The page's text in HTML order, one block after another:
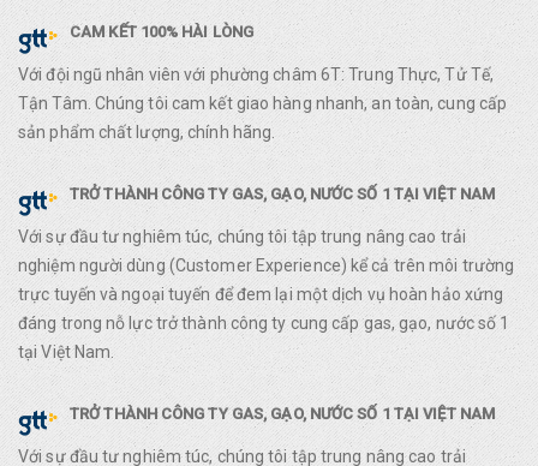
CAM KẾT 100% HÀI LÒNG
Với đội ngũ nhân viên với phường châm 6T: Trung Thực, Tử Tế,
Tận Tâm. Chúng tôi cam kết giao hàng nhanh, an toàn, cung cấp
sản phẩm chất lượng, chính hãng.
TRỞ THÀNH CÔNG TY GAS, GẠO, NƯỚC SỐ 1 TẠI VIỆT NAM
Với sự đầu tư nghiêm túc, chúng tôi tập trung nâng cao trải
nghiệm người dùng (Customer Experience) kể cả trên môi trường
trực tuyến và ngoại tuyến để đem lại một dịch vụ hoàn hảo xứng
đáng trong nỗ lực trở thành công ty cung cấp gas, gạo, nước số 1
tại Việt Nam.
TRỞ THÀNH CÔNG TY GAS, GẠO, NƯỚC SỐ 1 TẠI VIỆT NAM
Với sự đầu tư nghiêm túc, chúng tôi tập trung nâng cao trải